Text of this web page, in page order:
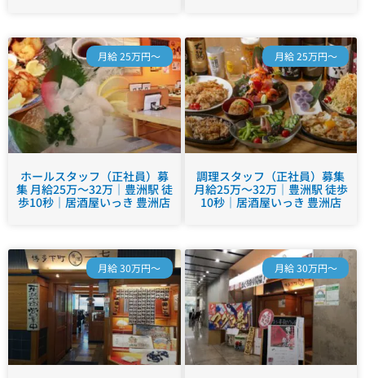
月給 25万円～
ホールスタッフ（正社員）募
集 月給25万～32万｜豊洲駅 徒
歩10秒｜居酒屋いっき 豊洲店
月給 25万円～
調理スタッフ（正社員）募集
月給25万～32万｜豊洲駅 徒歩
10秒｜居酒屋いっき 豊洲店
月給 30万円～ 月給 30万円～